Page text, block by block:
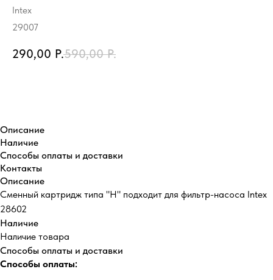
Intex
29007
290,00 Р.590,00 Р.
Описание
Наличие
Способы оплаты и доставки
Контакты
Описание
Сменный картридж типа "H" подходит для фильтр-насоса Intex
28602
Наличие
Наличие товара
Способы оплаты и доставки
Способы оплаты: